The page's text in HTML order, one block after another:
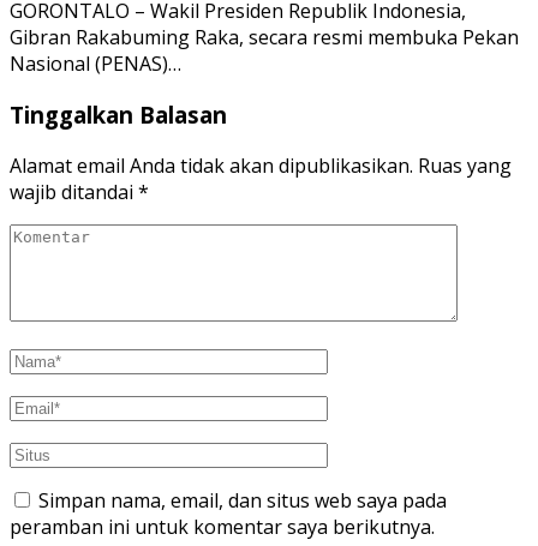
GORONTALO – Wakil Presiden Republik Indonesia,
Gibran Rakabuming Raka, secara resmi membuka Pekan
Nasional (PENAS)…
Tinggalkan Balasan
Alamat email Anda tidak akan dipublikasikan. Ruas yang
wajib ditandai *
Simpan nama, email, dan situs web saya pada
peramban ini untuk komentar saya berikutnya.